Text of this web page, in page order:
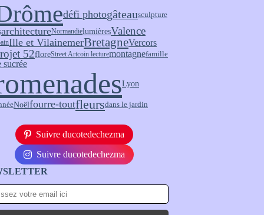
défi photogâteausculpture
architectureNormandielumièresValence
Ille et VilainemerBretagneVercors
52floreStreet Artcoin lecturemontagnefamille
sucrée
Lyon
Noëlfourre-toutfleursdans le jardin
Suivre ducotedechezma
Suivre ducotedechezma